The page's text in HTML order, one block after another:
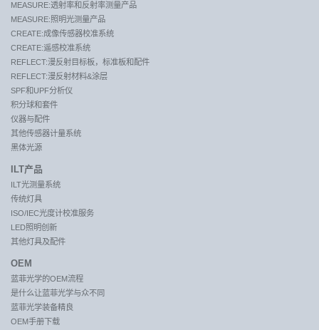
MEASURE:透射率和反射率测量产品
MEASURE:照明光测量产品
CREATE:成像传感器校准系统
CREATE:遥感校准系统
REFLECT:漫反射目标板，标准板和配件
REFLECT:漫反射材料&涂层
SPF和UPF分析仪
积分球和套件
仪器与配件
其他传感器计量系统
黑体光源
ILT产品
ILT光测量系统
传统灯具
ISO/IEC光度计校准服务
LED照明创新
其他灯具及配件
OEM
蓝菲光学的OEM流程
是什么让蓝菲光学与众不同
蓝菲光学装备精良
OEM手册下载